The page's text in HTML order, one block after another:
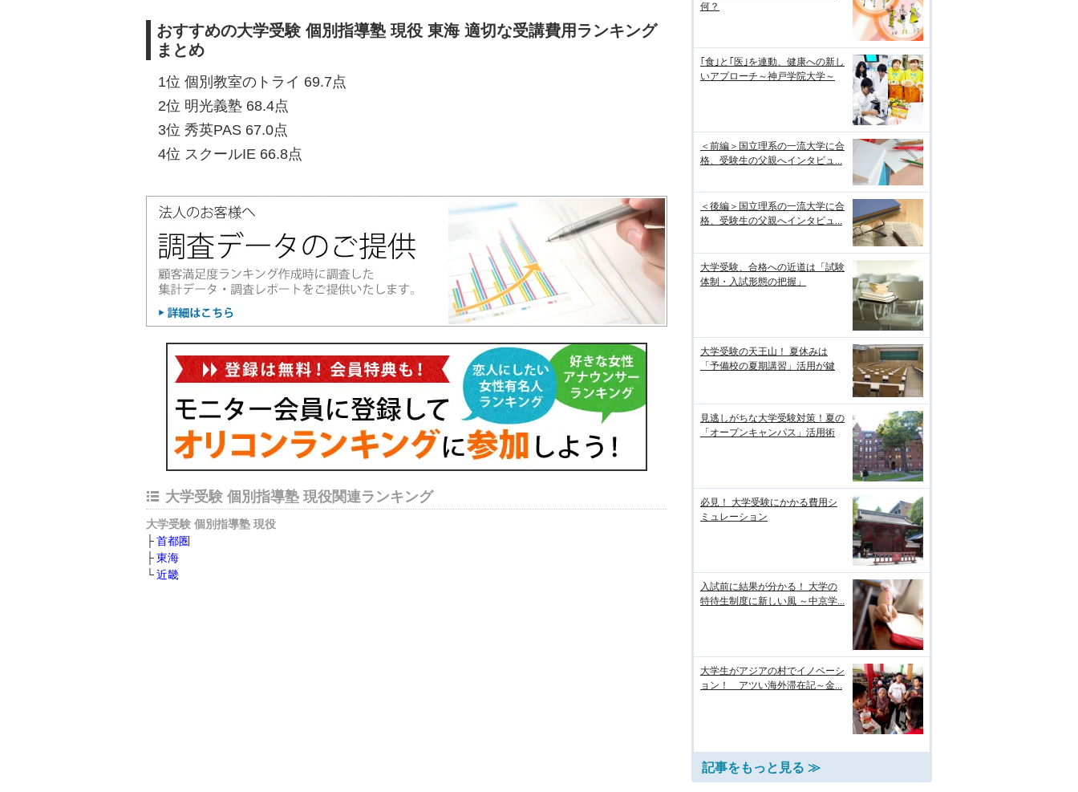
おすすめの大学受験 個別指導塾 現役 東海 適切な受講費用ランキング
まとめ
1位 個別教室のトライ 69.7点
2位 明光義塾 68.4点
3位 秀英PAS 67.0点
4位 スクールIE 66.8点
大学受験 個別指導塾 現役関連ランキング
大学受験 個別指導塾 現役
首都圏
東海
近畿
何？
｢食｣と｢医｣を連動、健康への新し
いアプローチ～神戸学院大学～
＜前編＞国立理系の一流大学に合
格、受験生の父親へインタビュ...
＜後編＞国立理系の一流大学に合
格、受験生の父親へインタビュ...
大学受験、合格への近道は「試験
体制・入試形態の把握」
大学受験の天王山！ 夏休みは
「予備校の夏期講習」活用が鍵
見逃しがちな大学受験対策！夏の
「オープンキャンパス」活用術
必見！ 大学受験にかかる費用シ
ミュレーション
入試前に結果が分かる！ 大学の
特待生制度に新しい風 ～中京学...
大学生がアジアの村でイノベーシ
ョン！ アツい海外滞在記～金...
記事をもっと見る ≫